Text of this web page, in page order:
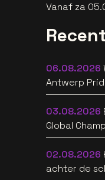
Vanaf za
06.08.2026
Antwerp
03.08.2026
Global
bekend
02.08.2026
achter de